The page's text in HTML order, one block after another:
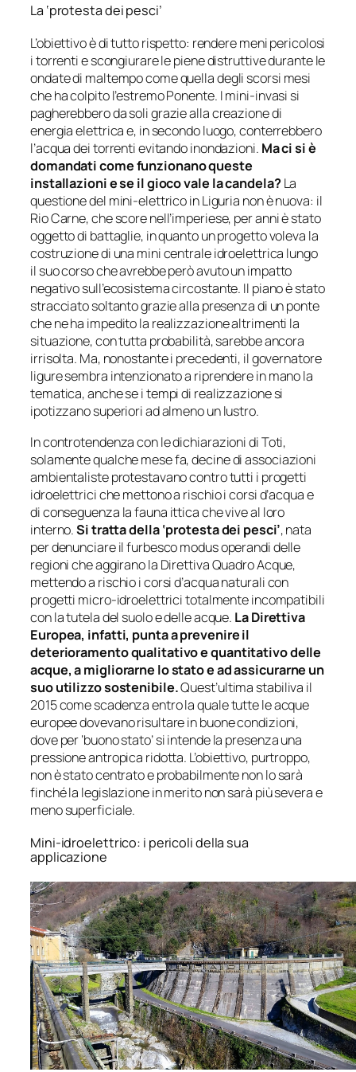
La ‘protesta dei pesci’
L’obiettivo è di tutto rispetto: rendere meni pericolosi
i torrenti e scongiurare le piene distruttive durante le
ondate di maltempo come quella degli scorsi mesi
che ha colpito l’estremo Ponente. I mini-invasi si
pagherebbero da soli grazie alla creazione di
energia elettrica e, in secondo luogo, conterrebbero
l’acqua dei torrenti evitando inondazioni. Ma ci si è
domandati come funzionano queste
installazioni e se il gioco vale la candela?La
questione del mini-elettrico in Liguria non è nuova: il
Rio Carne, che score nell’imperiese, per anni è stato
oggetto di battaglie, in quanto un progetto voleva la
costruzione di una mini centrale idroelettrica lungo
il suo corso che avrebbe però avuto un impatto
negativo sull’ecosistema circostante. Il piano è stato
stracciato soltanto grazie alla presenza di un ponte
che ne ha impedito la realizzazione altrimenti la
situazione, con tutta probabilità, sarebbe ancora
irrisolta. Ma, nonostante i precedenti, il governatore
ligure sembra intenzionato a riprendere in mano la
tematica, anche se i tempi di realizzazione si
ipotizzano superiori ad almeno un lustro.
In controtendenza con le dichiarazioni di Toti,
solamente qualche mese fa, decine di associazioni
ambientaliste protestavano contro tutti i progetti
idroelettrici che mettono a rischio i corsi d’acqua e
di conseguenza la fauna ittica che vive al loro
interno.Si tratta della ‘protesta dei pesci’, nata
per denunciare il furbesco modus operandi delle
regioni che aggirano la Direttiva Quadro Acque,
mettendo a rischio i corsi d’acqua naturali con
progetti micro-idroelettrici totalmente incompatibili
con la tutela del suolo e delle acque. La Direttiva
Europea, infatti, punta a prevenire il
deterioramento qualitativo e quantitativo delle
acque, a migliorarne lo stato e ad assicurarne un
suo utilizzo sostenibile.Quest’ultima stabiliva il
2015 come scadenza entro la quale tutte le acque
europee dovevano risultare in buone condizioni,
dove per ‘buono stato’ si intende la presenza una
pressione antropica ridotta. L’obiettivo, purtroppo,
non è stato centrato e probabilmente non lo sarà
finché la legislazione in merito non sarà più severa e
meno superficiale.
Mini-idroelettrico: i pericoli della sua
applicazione